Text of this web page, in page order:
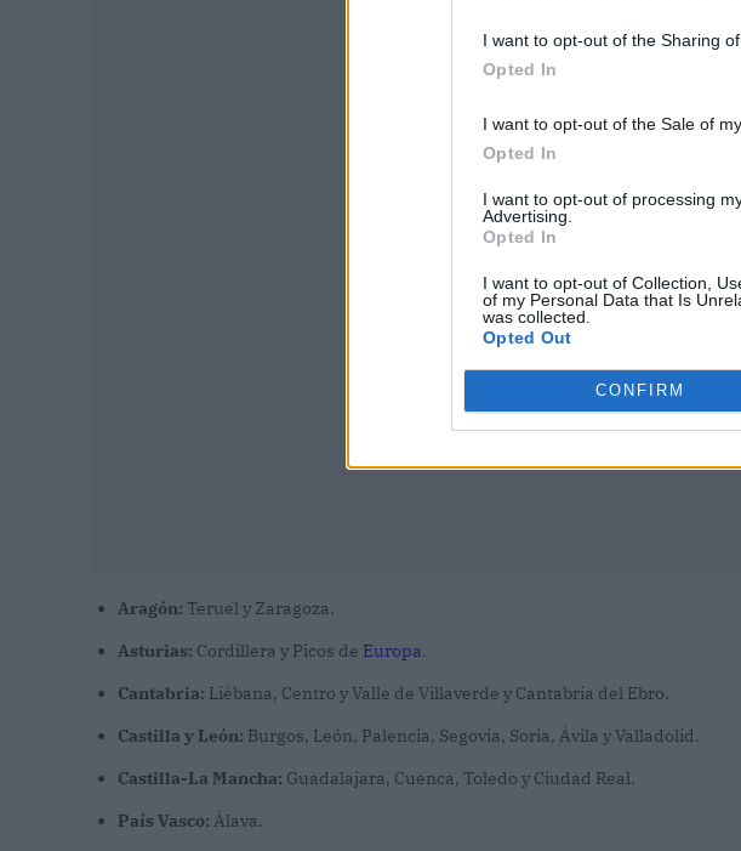
I want to opt-out of the Sharing
Opted In
I want to opt-out of the Sale of
Opted In
I want to opt-out of processing
Advertising.
Opted In
I want to opt-out of Collection,
of my Personal Data that Is
was collected.
Opted Out
CONFIRM
Publicidad
Aragón: Teruel y Zaragoza.
Asturias: Cordillera y Picos de Europa.
Cantabria: Liébana, Centro y Valle de Villaverde y Cantabria del Ebro.
Castilla y León: Burgos, León, Palencia, Segovia, Soria, Ávila y Valladolid.
Castilla-La Mancha: Guadalajara, Cuenca, Toledo y Ciudad Real.
País Vasco: Álava.